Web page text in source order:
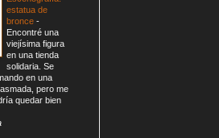
estatua de
bronce -
Encontré una
viejísima figura
en una tienda
solidaria. Se
en una
pero me
quedar bien